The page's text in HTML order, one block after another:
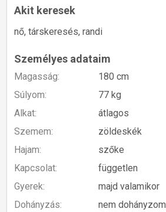
Akit keresek
nő, társkeresés, randi
Személyes adataim
Magasság:
180 cm
Súlyom:
77 kg
Alkat:
átlagos
Szemem:
zöldeskék
Hajam:
szőke
Kapcsolat:
független
Gyerek:
majd valamikor
Dohányzás:
nem dohányzom